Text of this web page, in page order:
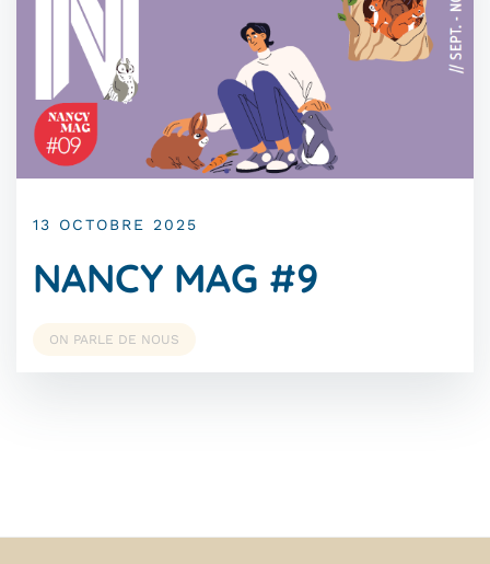
13 OCTOBRE 2025
NANCY MAG #9
ON PARLE DE NOUS